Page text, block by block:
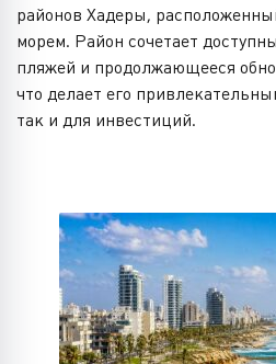
районов Хадеры,
морем. Район сочетает
пляжей и продолжающееся
что делает его
так и для инвестиций.